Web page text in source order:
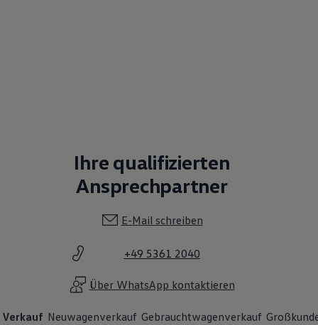
Ihre qualifizierten
Ansprechpartner
E-Mail schreiben
+49 5361 2040
Über WhatsApp kontaktieren
Verkauf Neuwagenverkauf Gebrauchtwagenverkauf